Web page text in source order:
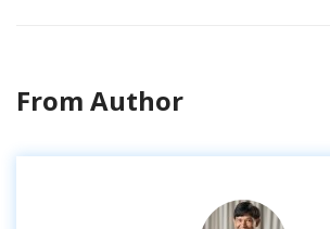
From Author